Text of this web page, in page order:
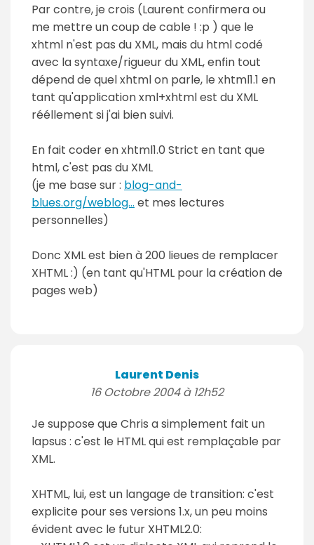
Par contre, je crois (Laurent confirmera ou
me mettre un coup de cable ! :p ) que le
xhtml n'est pas du XML, mais du html codé
avec la syntaxe/rigueur du XML, enfin tout
dépend de quel xhtml on parle, le xhtml1.1 en
tant qu'application xml+xhtml est du XML
rééllement si j'ai bien suivi.
En fait coder en xhtml1.0 Strict en tant que
html, c'est pas du XML
(je me base sur : blog-and-
blues.org/weblog... et mes lectures
personnelles)
Donc XML est bien à 200 lieues de remplacer
XHTML :) (en tant qu'HTML pour la création de
pages web)
Laurent Denis
16 Octobre 2004 à 12h52
Je suppose que Chris a simplement fait un
lapsus : c'est le HTML qui est remplaçable par
XML.
XHTML, lui, est un langage de transition: c'est
explicite pour ses versions 1.x, un peu moins
évident avec le futur XHTML2.0: